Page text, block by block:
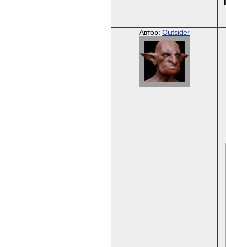
Автор: Outsider